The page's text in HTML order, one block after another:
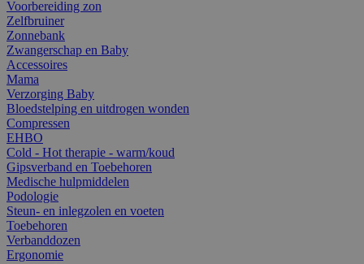
Voorbereiding zon
Zelfbruiner
Zonnebank
Zwangerschap en Baby
Accessoires
Mama
Verzorging Baby
Bloedstelping en uitdrogen wonden
Compressen
EHBO
Cold - Hot therapie - warm/koud
Gipsverband en Toebehoren
Medische hulpmiddelen
Podologie
Steun- en inlegzolen en voeten
Toebehoren
Verbanddozen
Ergonomie